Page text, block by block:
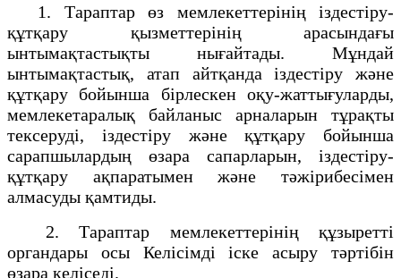
1. Тараптар өз мемлекеттерінің іздестіру-
құтқару қызметтерінің арасындағы
ынтымақтастықты нығайтады. Мұндай
ынтымақтастық, атап айтқанда іздестіру және
құтқару бойынша бірлескен оқу-жаттығуларды,
мемлекетаралық байланыс арналарын тұрақты
тексеруді, іздестіру және құтқару бойынша
сарапшылардың өзара сапарларын, іздестіру-
құтқару ақпаратымен және тәжірибесімен
алмасуды қамтиды.
2. Тараптар мемлекеттерінің құзыретті
органдары осы Келісімді іске асыру тәртібін
өзара келіседі.